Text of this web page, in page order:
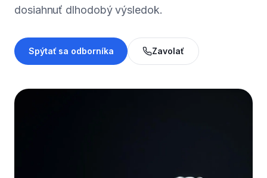
dosiahnuť dlhodobý výsledok.
Spýtať sa odborníka Zavolať